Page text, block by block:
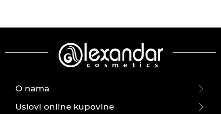
O nama
Uslovi online kupovine